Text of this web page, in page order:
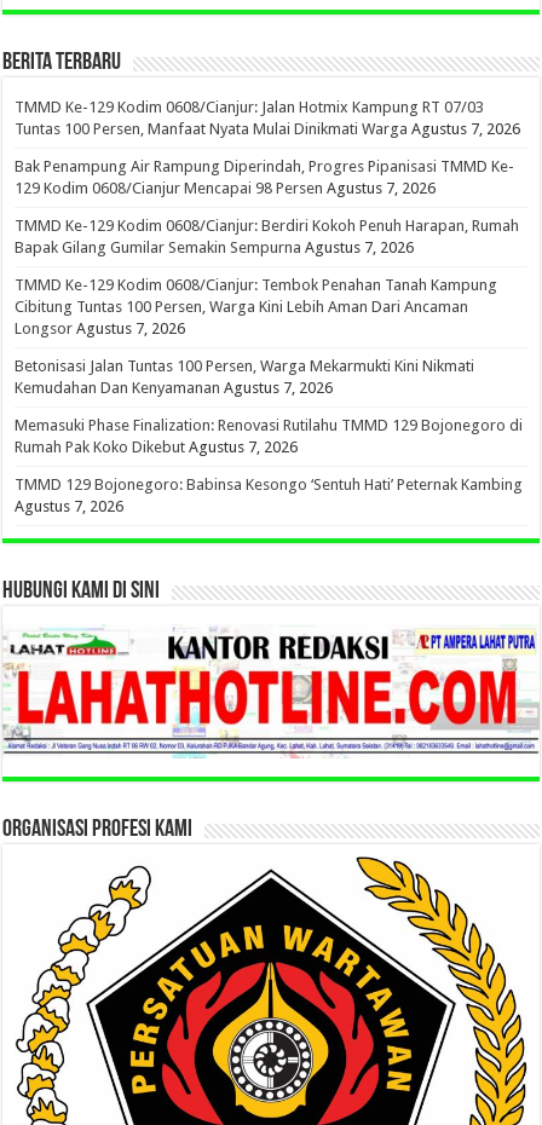
BERITA TERBARU
TMMD Ke-129 Kodim 0608/Cianjur: Jalan Hotmix Kampung RT 07/03
Tuntas 100 Persen, Manfaat Nyata Mulai Dinikmati Warga Agustus 7, 2026
Bak Penampung Air Rampung Diperindah, Progres Pipanisasi TMMD Ke-
129 Kodim 0608/Cianjur Mencapai 98 Persen Agustus 7, 2026
TMMD Ke-129 Kodim 0608/Cianjur: Berdiri Kokoh Penuh Harapan, Rumah
Bapak Gilang Gumilar Semakin Sempurna Agustus 7, 2026
TMMD Ke-129 Kodim 0608/Cianjur: Tembok Penahan Tanah Kampung
Cibitung Tuntas 100 Persen, Warga Kini Lebih Aman Dari Ancaman
Longsor Agustus 7, 2026
Betonisasi Jalan Tuntas 100 Persen, Warga Mekarmukti Kini Nikmati
Kemudahan Dan Kenyamanan Agustus 7, 2026
Memasuki Phase Finalization: Renovasi Rutilahu TMMD 129 Bojonegoro di
Rumah Pak Koko Dikebut Agustus 7, 2026
TMMD 129 Bojonegoro: Babinsa Kesongo ‘Sentuh Hati’ Peternak Kambing
Agustus 7, 2026
HUBUNGI KAMI DI SINI
ORGANISASI PROFESI KAMI